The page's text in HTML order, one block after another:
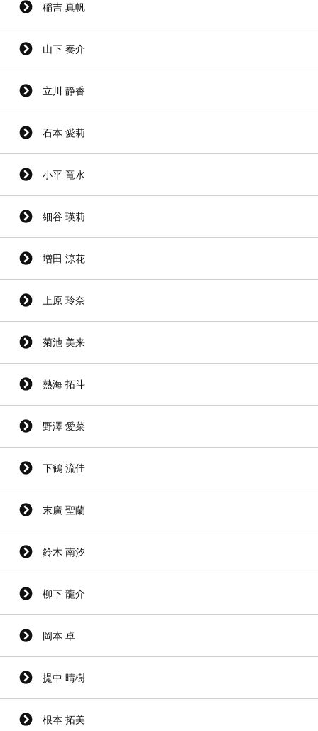
稲吉 真帆
山下 奏介
立川 静香
石本 愛莉
小平 竜水
細谷 瑛莉
増田 涼花
上原 玲奈
菊池 美来
熱海 拓斗
野澤 愛菜
下鶴 流佳
末廣 聖蘭
鈴木 南汐
柳下 龍介
岡本 卓
提中 晴樹
根本 拓美